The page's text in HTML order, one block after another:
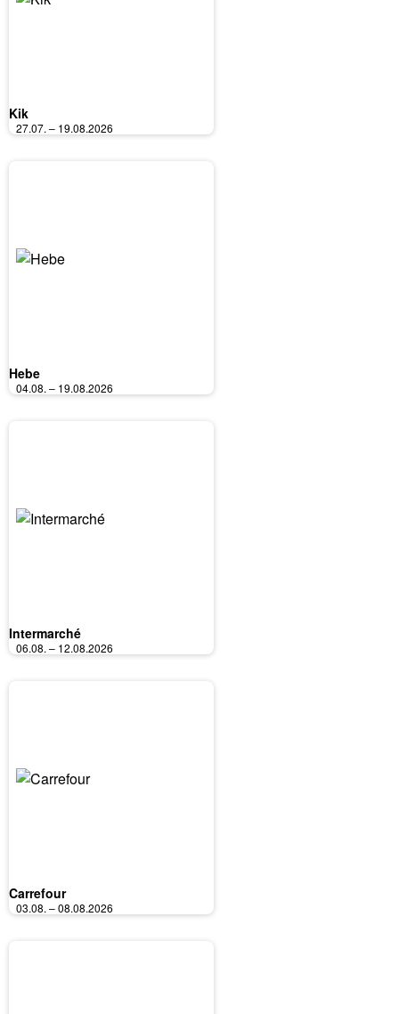
Kik
27.07. – 19.08.2026
Hebe
04.08. – 19.08.2026
Intermarché
06.08. – 12.08.2026
Carrefour
03.08. – 08.08.2026